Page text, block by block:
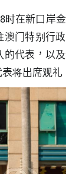
时在新口岸
门特别行
代表，以
将出席观礼